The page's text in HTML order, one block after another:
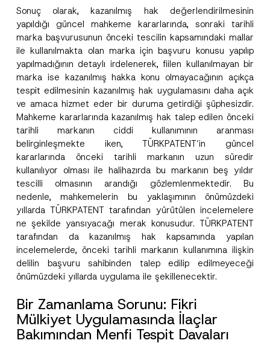
Sonuç olarak, kazanılmış hak değerlendirilmesinin
yapıldığı güncel mahkeme kararlarında, sonraki tarihli
marka başvurusunun önceki tescilin kapsamındaki mallar
ile kullanılmakta olan marka için başvuru konusu yapılıp
yapılmadığının detaylı irdelenerek, fiilen kullanılmayan bir
marka ise kazanılmış hakka konu olmayacağının açıkça
tespit edilmesinin kazanılmış hak uygulamasını daha açık
ve amaca hizmet eder bir duruma getirdiği şüphesizdir.
Mahkeme kararlarında kazanılmış hak talep edilen önceki
tarihli markanın ciddi kullanımının aranması
belirginleşmekte iken, TÜRKPATENT’in güncel
kararlarında önceki tarihli markanın uzun süredir
kullanılıyor olması ile halihazırda bu markanın beş yıldır
tescilli olmasının arandığı gözlemlenmektedir. Bu
nedenle, mahkemelerin bu yaklaşımının önümüzdeki
yıllarda TÜRKPATENT tarafından yürütülen incelemelere
ne şekilde yansıyacağı merak konusudur. TÜRKPATENT
tarafından da kazanılmış hak kapsamında yapılan
incelemelerde, önceki tarihli markanın kullanımına ilişkin
delilin başvuru sahibinden talep edilip edilmeyeceği
önümüzdeki yıllarda uygulama ile şekillenecektir.
Bir Zamanlama Sorunu: Fikri
Mülkiyet Uygulamasında İlaçlar
Bakımından Menfi Tespit Davaları